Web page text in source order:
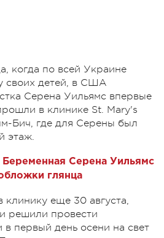
когда по всей Украине
своих детей, в США
Серена Уильямс впервые
в клинике St. Mary's
Бич, где для Серены был
этаж.
Беременная Серена Уильямс
глянца
еще 30 августа,
решили провести
первый день осени на свет